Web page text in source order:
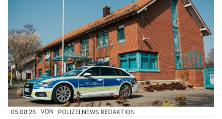
05.08.26 VON POLIZEI.NEWS REDAKTION